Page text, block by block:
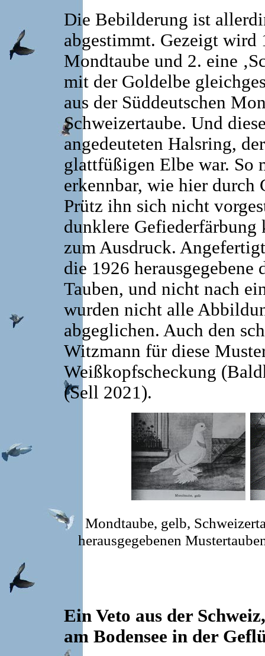
Die Bebilderung ist
abgestimmt. Gezeigt
Mondtaube und 2. eine
mit der Goldelbe
aus der Süddeutschen
Schweizertaube. Und
angedeuteten Halsring,
glattfüßigen Elbe war. So
erkennbar, wie hier durch
Prütz ihn sich nicht
dunklere
zum Ausdruck.
die 1926 herausgegebene
Tauben, und nicht nach
wurden nicht alle
abgeglichen. Auch den
Witzmann für diese
Weißkopfscheckung
(Sell 2021).
Mondtaube, gelb,
herausgegebenen
Ein Veto aus der
am Bodensee in der